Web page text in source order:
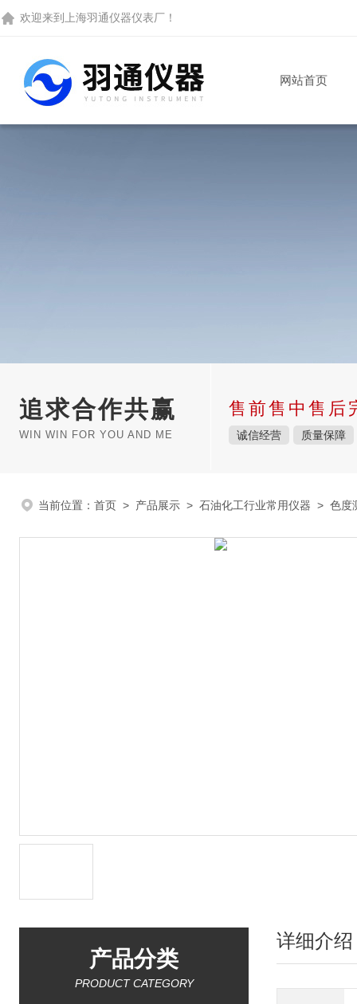
欢迎来到 上海羽通仪器仪表厂 ！
网站首页
追求合作共赢
WIN WIN FOR YOU AND ME
售前售中售后
诚信经营 质量保障
当前位置： 首页 > 产品展示 > 石油化工行业常用仪器 > 色度
产品分类
PRODUCT CATEGORY
详细介绍